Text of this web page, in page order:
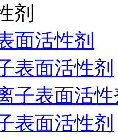
剂
面活性剂
表面活性剂
子表面活
表面活性剂